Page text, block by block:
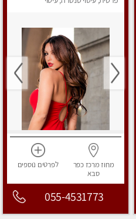
מחוז מרכזכפר
סבא
לפרטים נוספים
055-4531773